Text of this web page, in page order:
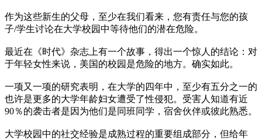
作为这些新生的父母，至少在我们看来，您有责任与您的孩
子/学生讨论在大学校园中等待他们的潜在危险。
最近在《时代》杂志上有一个故事，得出一个惊人的结论：对
于年轻女性来说，美国的校园是危险的地方。确实如此。
一项又一项的研究表明，在大学的四年中，至少有五分之一的
也许是更多的大学年龄妇女遭受了性侵犯。受害人知道有近
90％的袭击者是因为他们是同班同学，宿舍伙伴或彼此熟悉。
大学校园中的社交经验是成熟过程的重要组成部分，但给年